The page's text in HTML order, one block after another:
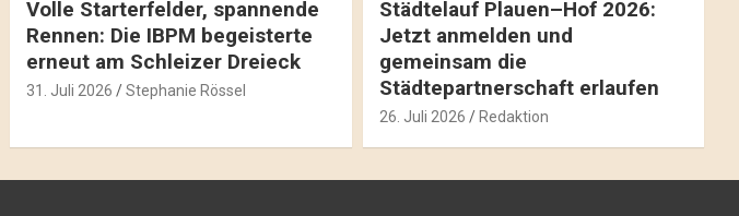
Volle Starterfelder, spannende
Rennen: Die IBPM begeisterte
erneut am Schleizer Dreieck
31. Juli 2026 Stephanie Rössel
Städtelauf Plauen–Hof 2026:
Jetzt anmelden und
gemeinsam die
Städtepartnerschaft erlaufen
26. Juli 2026 Redaktion